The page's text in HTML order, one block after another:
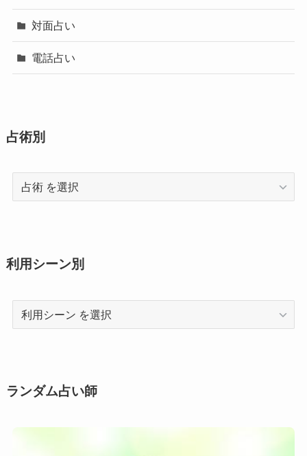
対面占い
電話占い
占術別
術
利用シーン別
利
用
ン
ランダム占い師